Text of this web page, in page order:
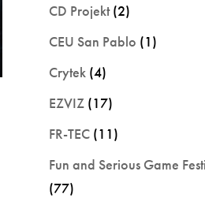
CD Projekt(2)
CEU San Pablo (1)
Crytek (4)
EZVIZ (17)
FR-TEC (11)
Fun and Serious Game
(77)